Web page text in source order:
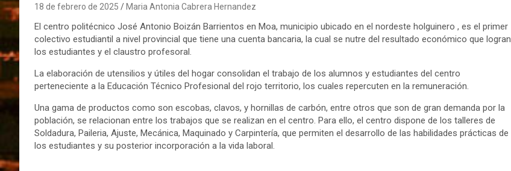
18 de febrero de 2025 Maria Antonia Cabrera Hernandez
El centro politécnico José Antonio Boizán Barrientos en Moa, municipio ubicado en el nordeste holguinero , es el primer
colectivo estudiantil a nivel provincial que tiene una cuenta bancaria, la cual se nutre del resultado económico que logran
los estudiantes y el claustro profesoral.
La elaboración de utensilios y útiles del hogar consolidan el trabajo de los alumnos y estudiantes del centro
perteneciente a la Educación Técnico Profesional del rojo territorio, los cuales repercuten en la remuneración.
Una gama de productos como son escobas, clavos, y hornillas de carbón, entre otros que son de gran demanda por la
población, se relacionan entre los trabajos que se realizan en el centro. Para ello, el centro dispone de los talleres de
Soldadura, Paileria, Ajuste, Mecánica, Maquinado y Carpintería, que permiten el desarrollo de las habilidades prácticas de
los estudiantes y su posterior incorporación a la vida laboral.